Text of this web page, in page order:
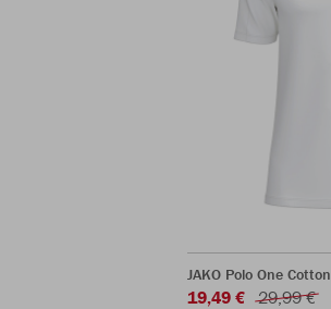
JAKO Polo One Cotton
19,49 € 29,99 €